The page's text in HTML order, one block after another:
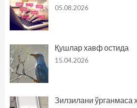
05.08.2026
Қушлар хавф остида
15.04.2026
Зилзилани ўрганмаса